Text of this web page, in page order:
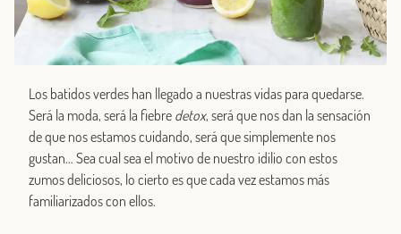
Los batidos verdes han llegado a nuestras vidas para quedarse.
Será la moda, será la fiebre detox, será que nos dan la sensación
de que nos estamos cuidando, será que simplemente nos
gustan… Sea cual sea el motivo de nuestro idilio con estos
zumos deliciosos, lo cierto es que cada vez estamos más
familiarizados con ellos.